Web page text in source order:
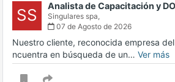
SS Analista de Capacitación y
Singulares spa,
07 de Agosto de 2026
Nuestro cliente, reconocida empresa
ncuentra en búsqueda de un… Ver más